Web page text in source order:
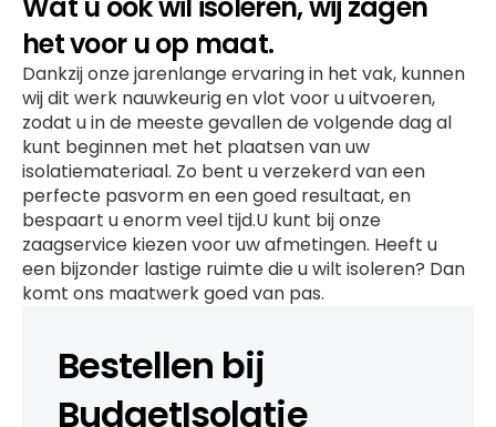
het voor u op maat.
Dankzij onze jarenlange ervaring in het vak, kunnen
wij dit werk nauwkeurig en vlot voor u uitvoeren,
zodat u in de meeste gevallen de volgende dag al
kunt beginnen met het plaatsen van uw
isolatiemateriaal. Zo bent u verzekerd van een
perfecte pasvorm en een goed resultaat, en
bespaart u enorm veel tijd.U kunt bij onze
zaagservice kiezen voor uw afmetingen. Heeft u
een bijzonder lastige ruimte die u wilt isoleren? Dan
komt ons maatwerk goed van pas.
Bestellen bij
BudgetIsolatie